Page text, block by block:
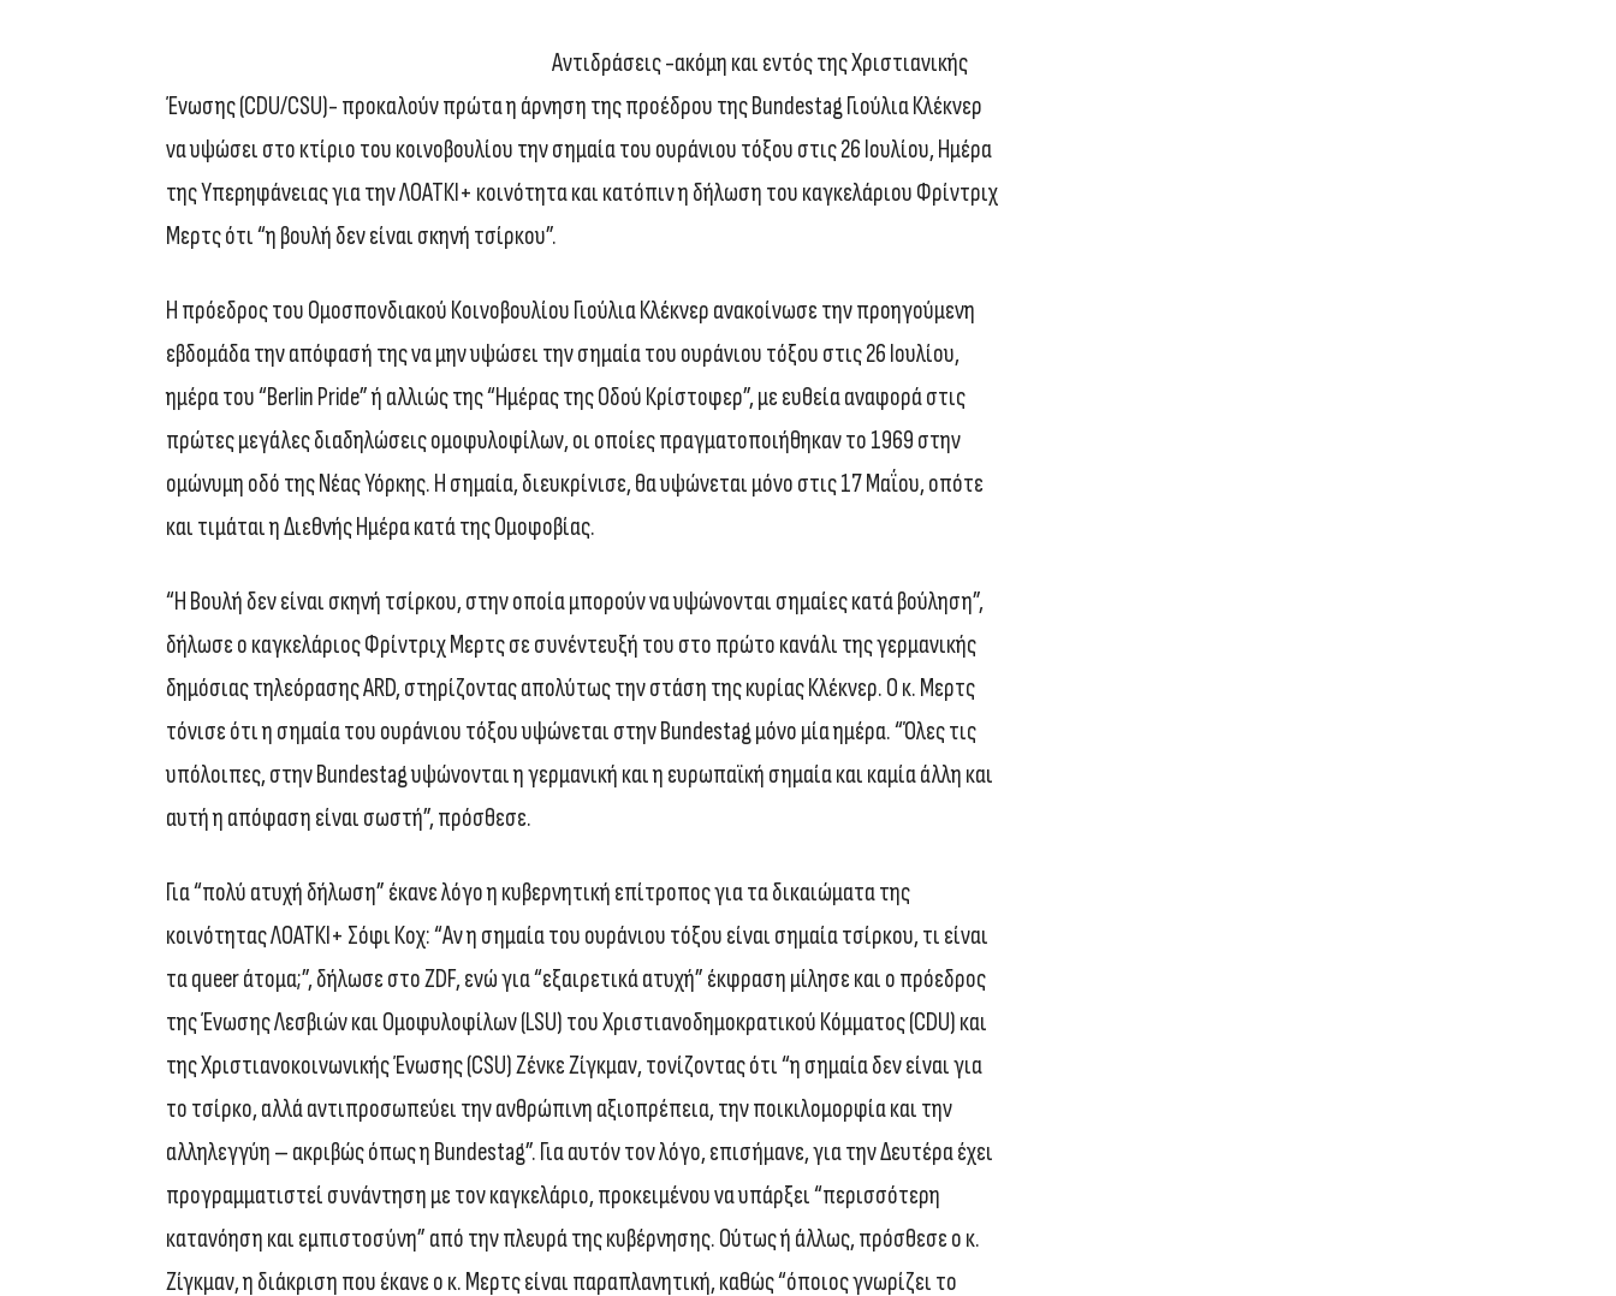
Αντιδράσεις -ακόμη και εντός της Χριστιανικής
Ένωσης (CDU/CSU)- προκαλούν πρώτα η άρνηση της προέδρου της Bundestag Γιούλια Κλέκνερ
να υψώσει στο κτίριο του κοινοβουλίου την σημαία του ουράνιου τόξου στις 26 Ιουλίου, Ημέρα
της Υπερηφάνειας για την ΛΟΑΤΚΙ+ κοινότητα και κατόπιν η δήλωση του καγκελάριου Φρίντριχ
Μερτς ότι “η βουλή δεν είναι σκηνή τσίρκου”.
Η πρόεδρος του Ομοσπονδιακού Κοινοβουλίου Γιούλια Κλέκνερ ανακοίνωσε την προηγούμενη
εβδομάδα την απόφασή της να μην υψώσει την σημαία του ουράνιου τόξου στις 26 Ιουλίου,
ημέρα του “Berlin Pride” ή αλλιώς της “Ημέρας της Οδού Κρίστοφερ”, με ευθεία αναφορά στις
πρώτες μεγάλες διαδηλώσεις ομοφυλοφίλων, οι οποίες πραγματοποιήθηκαν το 1969 στην
ομώνυμη οδό της Νέας Υόρκης. Η σημαία, διευκρίνισε, θα υψώνεται μόνο στις 17 Μαΐου, οπότε
και τιμάται η Διεθνής Ημέρα κατά της Ομοφοβίας.
“Η Βουλή δεν είναι σκηνή τσίρκου, στην οποία μπορούν να υψώνονται σημαίες κατά βούληση”,
δήλωσε ο καγκελάριος Φρίντριχ Μερτς σε συνέντευξή του στο πρώτο κανάλι της γερμανικής
δημόσιας τηλεόρασης ARD, στηρίζοντας απολύτως την στάση της κυρίας Κλέκνερ. Ο κ. Μερτς
τόνισε ότι η σημαία του ουράνιου τόξου υψώνεται στην Bundestag μόνο μία ημέρα. “Όλες τις
υπόλοιπες, στην Bundestag υψώνονται η γερμανική και η ευρωπαϊκή σημαία και καμία άλλη και
αυτή η απόφαση είναι σωστή”, πρόσθεσε.
Για “πολύ ατυχή δήλωση” έκανε λόγο η κυβερνητική επίτροπος για τα δικαιώματα της
κοινότητας ΛΟΑΤΚΙ+ Σόφι Κοχ: “Αν η σημαία του ουράνιου τόξου είναι σημαία τσίρκου, τι είναι
τα queer άτομα;”, δήλωσε στο ZDF, ενώ για “εξαιρετικά ατυχή” έκφραση μίλησε και ο πρόεδρος
της Ένωσης Λεσβιών και Ομοφυλοφίλων (LSU) του Χριστιανοδημοκρατικού Κόμματος (CDU) και
της Χριστιανοκοινωνικής Ένωσης (CSU) Ζένκε Ζίγκμαν, τονίζοντας ότι “η σημαία δεν είναι για
το τσίρκο, αλλά αντιπροσωπεύει την ανθρώπινη αξιοπρέπεια, την ποικιλομορφία και την
αλληλεγγύη – ακριβώς όπως η Bundestag”. Για αυτόν τον λόγο, επισήμανε, για την Δευτέρα έχει
προγραμματιστεί συνάντηση με τον καγκελάριο, προκειμένου να υπάρξει “περισσότερη
κατανόηση και εμπιστοσύνη” από την πλευρά της κυβέρνησης. Ούτως ή άλλως, πρόσθεσε ο κ.
Ζίγκμαν, η διάκριση που έκανε ο κ. Μερτς είναι παραπλανητική, καθώς “όποιος γνωρίζει το